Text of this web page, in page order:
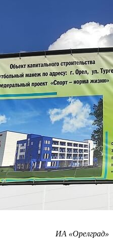
ИА «Орелград»